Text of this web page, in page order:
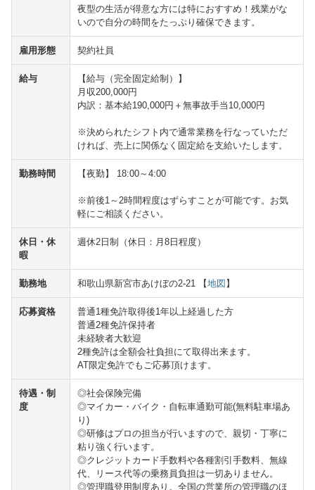
夜型の生活が得意な方には特におすすめ！残業がな
いので自分の時間をたっぷり確保できます。
雇用形態 契約社員
給与
【給与（完全固定給制）】
月収200,000円
内訳：基本給190,000円＋無事故手当10,000円
※決められたシフト内で通常業務を行なっていただ
ければ、売上に関係なく固定給を支給いたします。
勤務時間 【夜勤】 18:00～4:00
※前後1～2時間程度はずらすことが可能です。お気
軽にご相談ください。
休日・休
暇
週休2日制（休日：月8日程度）
勤務地 和歌山県新宮市あけぼの2-21 【地図】
応募資格
普通1種免許取得後1年以上経過した方
普通2種免許保持者
未経験者大歓迎
2種免許は全額会社負担にて取得出来ます。
AT限定免許でもご応募頂けます。
待遇・制
度
◎社会保険完備
◎マイカー・バイク・自転車通勤可能(無料駐車場あ
り)
◎研修はプロの担当が行いますので、親切・丁寧に
粘り強く行います。
◎クレジットカード手数料や各種割引手数料、無線
代、リース代等の乗務員負担は一切ありません。
◎管理職登用制度あり。全国の営業所の管理職のほ